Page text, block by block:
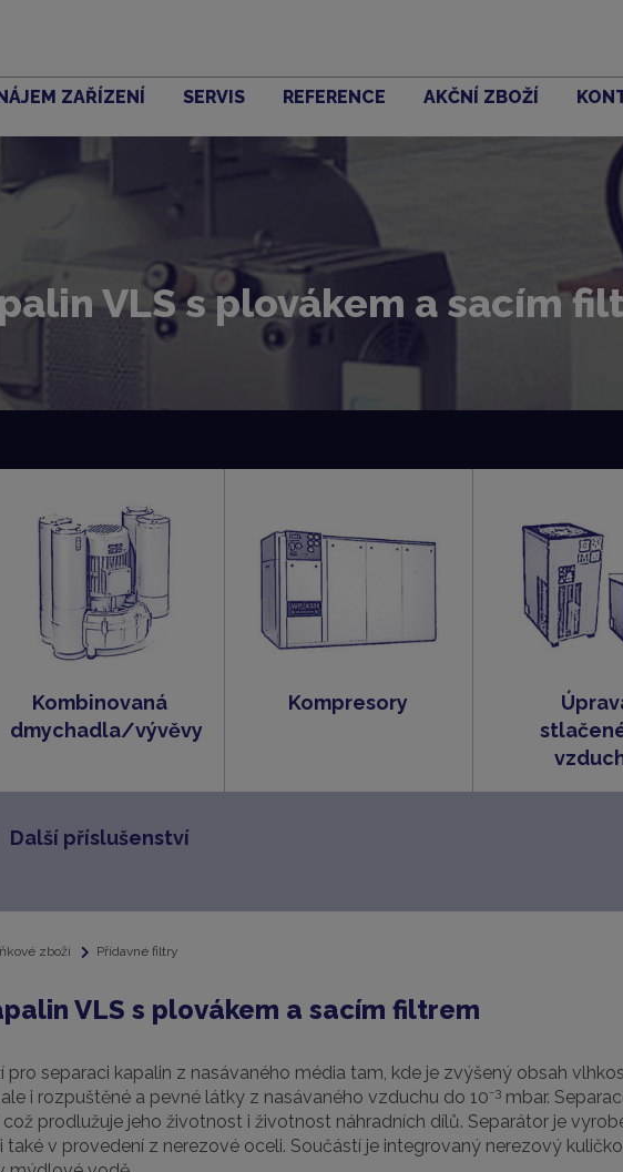
ZAŘÍZENÍ SERVIS REFERENCE AKČNÍ ZBOŽÍ
VLS s plovákem a sacím
Kombinovaná
dmychadla/vývěvy
Kompresory
Další příslušenství
zboží Přídavné filtry
VLS s plovákem a sacím filtrem
pro separaci kapalin z nasávaného média tam, kde je zvýšený obsah
i rozpuštěné a pevné látky z nasávaného vzduchu do 10-3 mbar.
prodlužuje jeho životnost i životnost náhradních dílů. Separátor je
také v provedení z nerezové oceli. Součástí je integrovaný nerezový